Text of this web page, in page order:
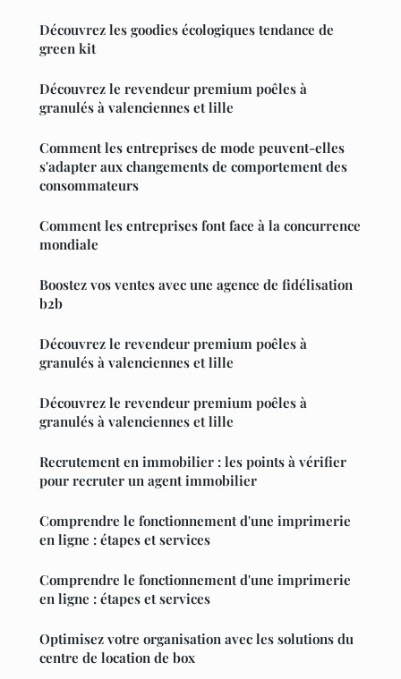
Découvrez les goodies écologiques tendance de
green kit
Découvrez le revendeur premium poêles à
granulés à valenciennes et lille
Comment les entreprises de mode peuvent-elles
s'adapter aux changements de comportement des
consommateurs
Comment les entreprises font face à la concurrence
mondiale
Boostez vos ventes avec une agence de fidélisation
b2b
Découvrez le revendeur premium poêles à
granulés à valenciennes et lille
Découvrez le revendeur premium poêles à
granulés à valenciennes et lille
Recrutement en immobilier : les points à vérifier
pour recruter un agent immobilier
Comprendre le fonctionnement d'une imprimerie
en ligne : étapes et services
Comprendre le fonctionnement d'une imprimerie
en ligne : étapes et services
Optimisez votre organisation avec les solutions du
centre de location de box